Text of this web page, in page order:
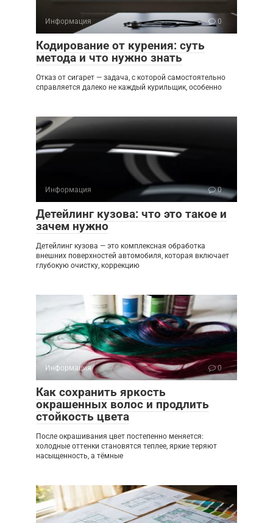
Информация 0
Кодирование от курения: суть
метода и что нужно знать
Отказ от сигарет — задача, с которой самостоятельно
справляется далеко не каждый курильщик, особенно
Информация 0
Детейлинг кузова: что это такое и
зачем нужно
Детейлинг кузова — это комплексная обработка
внешних поверхностей автомобиля, которая включает
глубокую очистку, коррекцию
Информация 0
Как сохранить яркость
окрашенных волос и продлить
стойкость цвета
После окрашивания цвет постепенно меняется:
холодные оттенки становятся теплее, яркие теряют
насыщенность, а тёмные